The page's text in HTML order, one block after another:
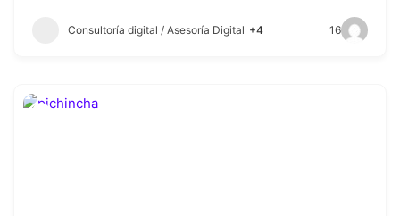
Consultoría digital / Asesoría Digital +4 16